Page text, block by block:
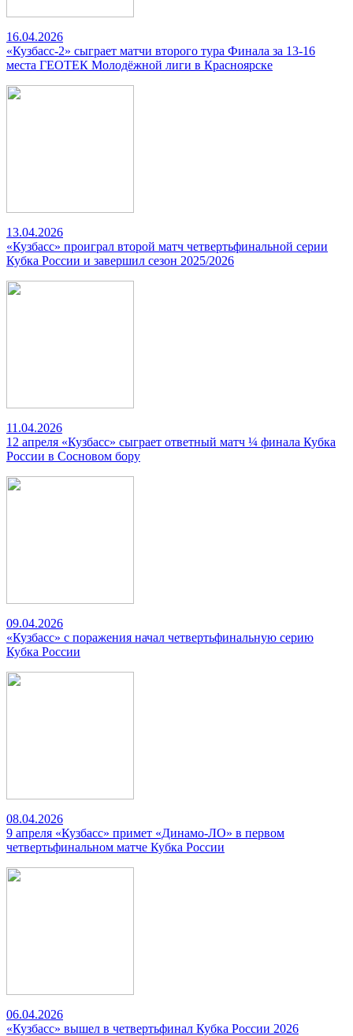
16.04.2026
«Кузбасс-2» сыграет матчи второго тура Финала за 13-16
места ГЕОТЕК Молодёжной лиги в Красноярске
13.04.2026
«Кузбасс» проиграл второй матч четвертьфинальной серии
Кубка России и завершил сезон 2025/2026
11.04.2026
12 апреля «Кузбасс» сыграет ответный матч ¼ финала Кубка
России в Сосновом бору
09.04.2026
«Кузбасс» с поражения начал четвертьфинальную серию
Кубка России
08.04.2026
9 апреля «Кузбасс» примет «Динамо-ЛО» в первом
четвертьфинальном матче Кубка России
06.04.2026
«Кузбасс» вышел в четвертьфинал Кубка России 2026